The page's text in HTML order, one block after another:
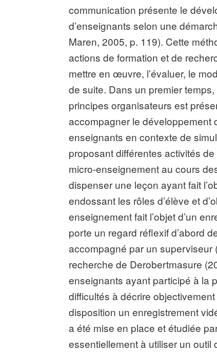
communication présente le
d’enseignants selon une
Maren, 2005, p. 119). Cette
actions de formation et de
mettre en œuvre, l’évaluer, le
de suite. Dans un premier
principes organisateurs est
accompagner le développement
enseignants en contexte de
proposant différentes activités
micro-enseignement au cours
dispenser une leçon ayant fait
endossant les rôles d’élève et
enseignement fait l’objet d’un
porte un regard réflexif d’abord
accompagné par un superviseur
recherche de Derobertmasure
enseignants ayant participé à la
difficultés à décrire
disposition un enregistrement
a été mise en place et étudiée
essentiellement à utiliser un outil